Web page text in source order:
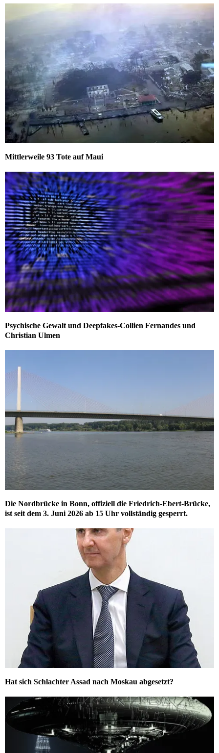
Mittlerweile 93 Tote auf Maui
Psychische Gewalt und Deepfakes-Collien Fernandes und
Christian Ulmen
Die Nordbrücke in Bonn, offiziell die Friedrich-Ebert-Brücke,
ist seit dem 3. Juni 2026 ab 15 Uhr vollständig gesperrt.
Hat sich Schlachter Assad nach Moskau abgesetzt?